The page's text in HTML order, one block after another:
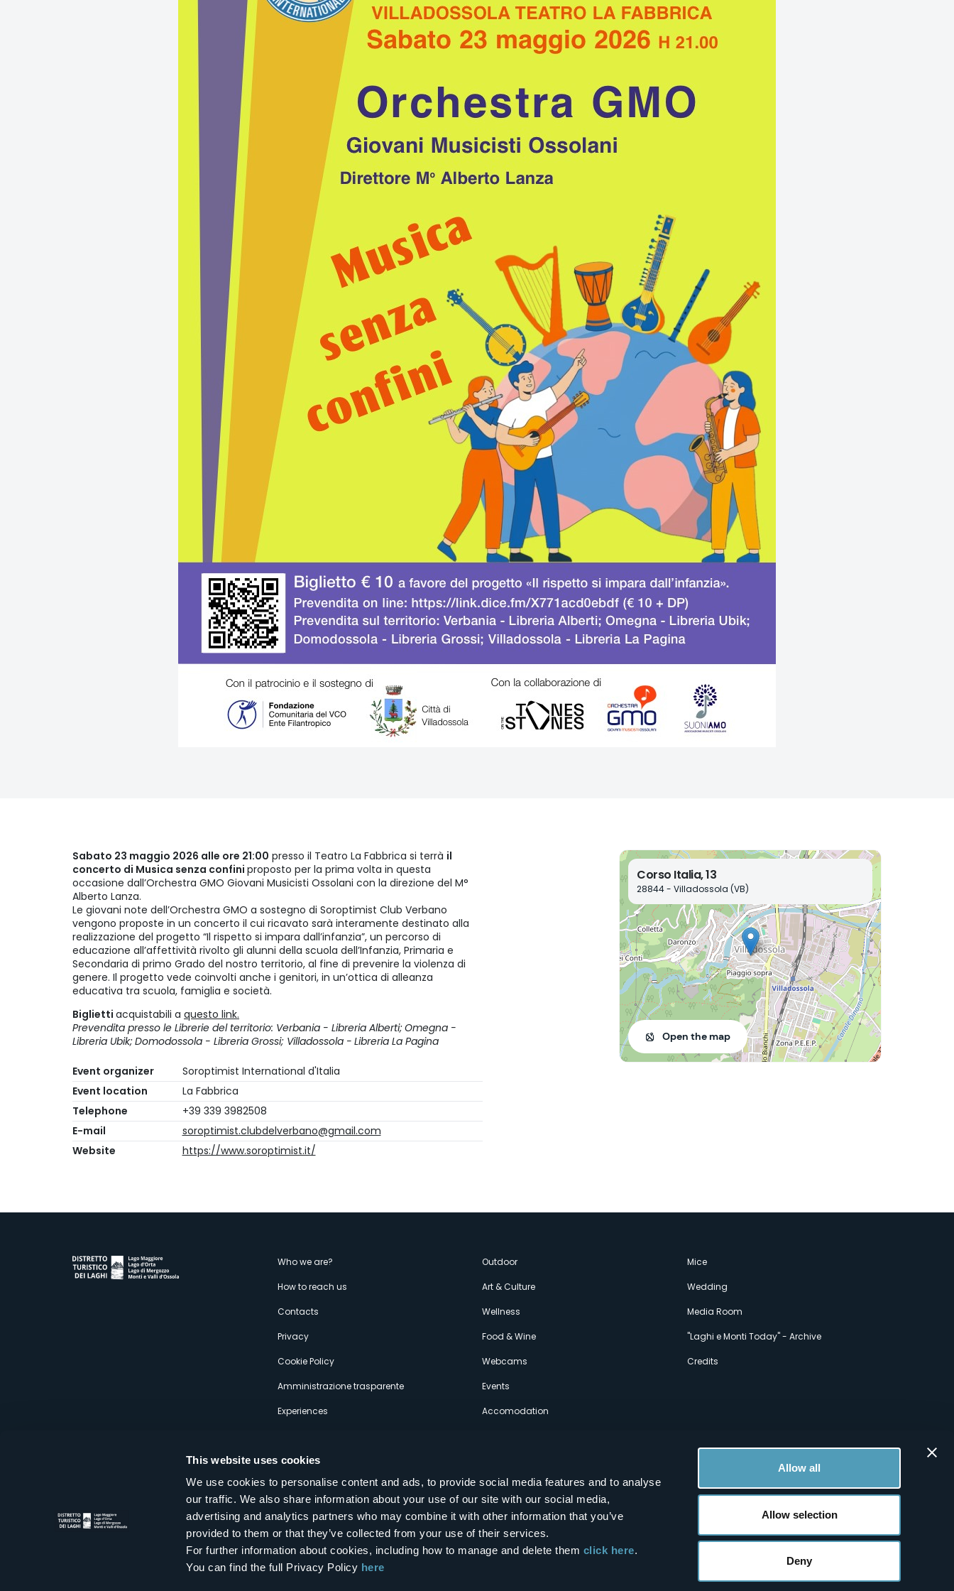
This website uses cookies
We use cookies to personalise content and ads, to provide social media features and to analyse
our traffic. We also share information about your use of our site with our social media,
advertising and analytics partners who may combine it with other information that you’ve
provided to them or that they’ve collected from your use of their services.
For further information about cookies, including how to manage and delete them click here.
You can find the full Privacy Policy here
Allow all
Allow selection
Deny
Sabato 23 maggio 2026 alle ore 21:00 presso il Teatro La Fabbrica si terrà il
concerto di Musica senza confini proposto per la prima volta in questa
occasione dall’Orchestra GMO Giovani Musicisti Ossolani con la direzione del M°
Alberto Lanza.
Le giovani note dell’Orchestra GMO a sostegno di Soroptimist Club Verbano
vengono proposte in un concerto il cui ricavato sarà interamente destinato alla
realizzazione del progetto “Il rispetto si impara dall’infanzia”, un percorso di
educazione all’affettività rivolto gli alunni della scuola dell’Infanzia, Primaria e
Secondaria di primo Grado del nostro territorio, al fine di prevenire la violenza di
genere. Il progetto vede coinvolti anche i genitori, in un’ottica di alleanza
educativa tra scuola, famiglia e società.
Biglietti acquistabili a questo link.
Prevendita presso le Librerie del territorio: Verbania - Libreria Alberti; Omegna -
Libreria Ubik; Domodossola - Libreria Grossi; Villadossola - Libreria La Pagina
Event organizer
Soroptimist International d'Italia
Event location
La Fabbrica
Telephone
+39 339 3982508
E-mail
soroptimist.clubdelverbano@gmail.com
Website
https://www.soroptimist.it/
Corso Italia, 13
28844 - Villadossola (VB)
Open the map
Menù
secondario
Who we are?
How to reach us
Contacts
Privacy
Cookie Policy
Amministrazione trasparente
Experiences
Outdoor
Art & Culture
Wellness
Food & Wine
Webcams
Events
Accomodation
Mice
Wedding
Media Room
"Laghi e Monti Today" - Archive
Credits
Distretto Turistico dei Laghi Scrl
Sede legale e operativa: Corso Italia 26 - 28838 Stresa VB - Italy
infoturismo@distrettolaghi.itedistrettolaghi@legalmail.it
Follow us on our social networks